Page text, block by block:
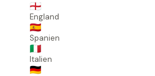
🏴󠁧󠁢󠁥󠁮󠁧󠁿
England
🇪🇸
Spanien
🇮🇹
Italien
🇩🇪